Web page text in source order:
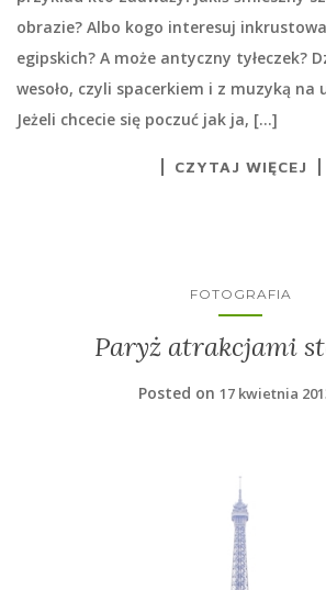
obrazie? Albo kogo interesuj
egipskich? A może antyczny tyłeczek?
wesoło, czyli spacerkiem i z muzyką na
Jeżeli chcecie się poczuć jak ja, […]
CZYTAJ WIĘCEJ
FOTOGRAFIA
Paryż atrakcjami
Posted on 17 kwietnia